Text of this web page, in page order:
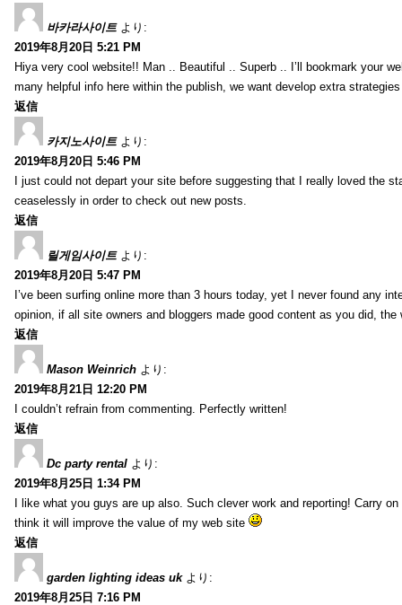
바카라사이트 より:
2019年8月20日 5:21 PM
Hiya very cool website!! Man .. Beautiful .. Superb .. I’ll bookmark your
many helpful info here within the publish, we want develop extra
返信
카지노사이트 より:
2019年8月20日 5:46 PM
I just could not depart your site before suggesting that I really loved the
ceaselessly in order to check out new posts.
返信
릴게임사이트 より:
2019年8月20日 5:47 PM
I’ve been surfing online more than 3 hours today, yet I never found any
opinion, if all site owners and bloggers made good content as you did,
返信
Mason Weinrich より:
2019年8月21日 12:20 PM
I couldn’t refrain from commenting. Perfectly written!
返信
Dc party rental より:
2019年8月25日 1:34 PM
I like what you guys are up also. Such clever work and reporting! Carry
think it will improve the value of my web site
返信
garden lighting ideas uk より:
2019年8月25日 7:16 PM